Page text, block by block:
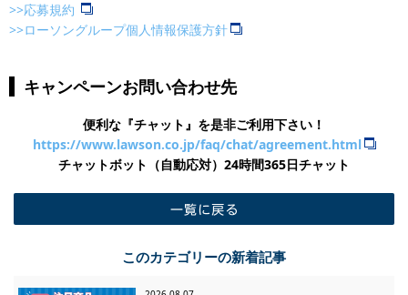
>>応募規約
>>ローソングループ個人情報保護方針
キャンペーンお問い合わせ先
便利な『チャット』を是非ご利用下さい！
https://www.lawson.co.jp/faq/chat/agreement.html
チャットボット（自動応対）24時間365日チャット
このカテゴリーの新着記事